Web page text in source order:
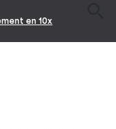
en 10x